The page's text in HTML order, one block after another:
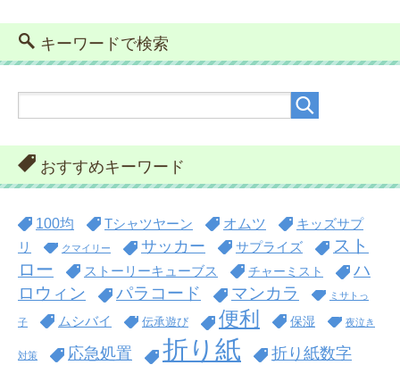
キーワードで検索
おすすめキーワード
100均 Tシャツヤーン オムツ
キッズサプ
リ
クマイリー サッカー サプライズ
スト
ロー
ストーリーキューブス チャーミスト
ハ
ロウィン
パラコード マンカラ ミサトっ
子 ムシバイ 伝承遊び 便利 保湿 夜泣き
対策 応急処置 折り紙 折り紙数字